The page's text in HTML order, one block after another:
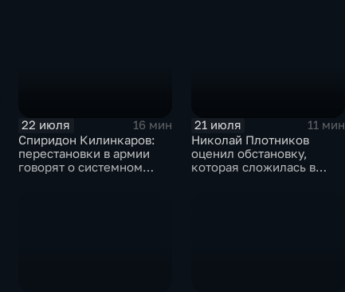
22 июля
16 мин
Спиридон Килинкаров:
перестановки в армии
говорят о системном
21 июля
11 мин
Николай Плотников
оценил обстановку,
которая сложилась в